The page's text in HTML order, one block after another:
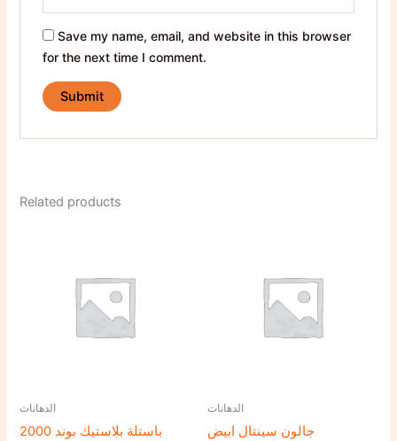
Save my name, email, and website in this browser
for the next time I comment.
Related products
الدهانات
باستلة بلاستيك بوند 2000
الدهانات
جالون سينتال ابيض